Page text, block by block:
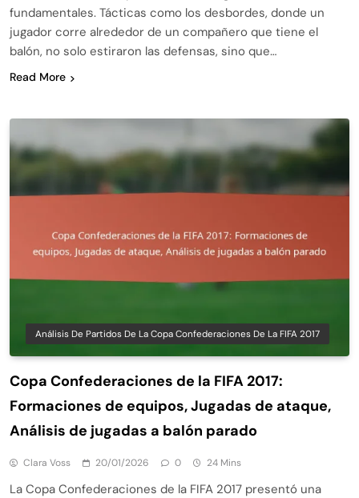
fundamentales. Tácticas como los desbordes, donde un
jugador corre alrededor de un compañero que tiene el
balón, no solo estiraron las defensas, sino que…
Read More
Análisis De Partidos De La Copa Confederaciones De La FIFA 2017
Copa Confederaciones de la FIFA 2017:
Formaciones de equipos, Jugadas de ataque,
Análisis de jugadas a balón parado
Clara Voss 20/01/2026 0 24 Mins
La Copa Confederaciones de la FIFA 2017 presentó una